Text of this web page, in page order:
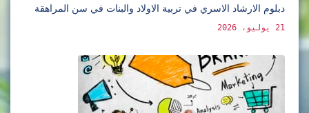
دبلوم الارشاد الاسري في تربية الاولاد والبنات في سن المراهقة
21 يوليو، 2026